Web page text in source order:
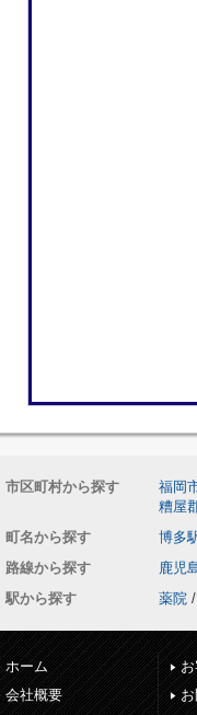
市区町村から探す 福岡
糟屋
町名から探す
博多
路線から探す
鹿児
駅から探す
薬院 /
ホーム
会社概要